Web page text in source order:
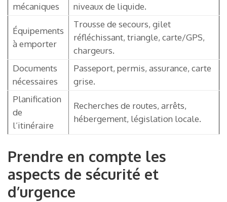
mécaniques
niveaux de liquide.
Équipements
à emporter
Trousse de secours, gilet
réfléchissant, triangle, carte/GPS,
chargeurs.
Documents
nécessaires
Passeport, permis, assurance, carte
grise.
Planification
de
l’itinéraire
Recherches de routes, arrêts,
hébergement, législation locale.
Prendre en compte les
aspects de sécurité et
d’urgence